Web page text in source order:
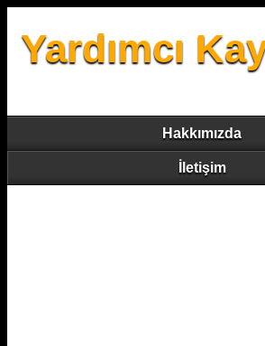
Yardımcı
Hakkımızda
İletişim